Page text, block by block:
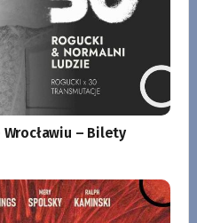
– Bilety